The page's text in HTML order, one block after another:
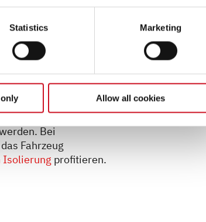
using the fingerprint button at the bottom left of
Statistics Marketing
Allow all cookies
dass
Kältebrücken
Bei
Fahrzeug
Isolierung profitieren.